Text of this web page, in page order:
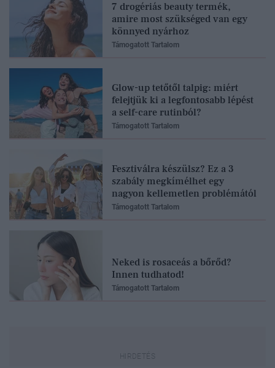
7 drogériás beauty termék,
amire most szükséged van egy
könnyed nyárhoz
Támogatott Tartalom
Glow-up tetőtől talpig: miért
felejtjük ki a legfontosabb lépést
a self-care rutinból?
Támogatott Tartalom
Fesztiválra készülsz? Ez a 3
szabály megkímélhet egy
nagyon kellemetlen problémától
Támogatott Tartalom
Neked is rosaceás a bőrőd?
Innen tudhatod!
Támogatott Tartalom